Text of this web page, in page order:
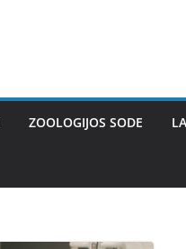
ZOOLOGIJOS SODE